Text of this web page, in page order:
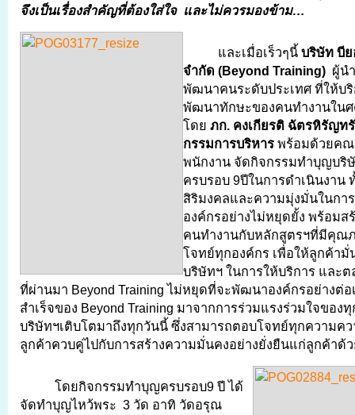
จึงเป็นเรื่องสำคัญที่ต้องใส่ใจ และไม่ควรมองข้าม…
และเมื่อเร็วๆนี้ บริษัท บีย
จำกัด (Beyond Training) ผู้น
พัฒนาคนระดับประเทศ ที่ให้บ
พัฒนาทักษะของคนทำงานในศ
โดย ภก. คงเกียรติ ฉัตรหิรัญท
กรรมการบริหาร พร้อมด้วยคณ
พนักงาน จัดกิจกรรมทำบุญบริ
ครบรอบ 9ปีในการดำเนินงาน
สิริมงคลและความมุ่งมั่นในก
องค์กรอย่างไม่หยุดยั้ง พร้อมส
คนทำงานกับหลักสูตรฯที่มีคุณ
โจทย์ทุกองค์กร เพื่อให้ลูกค้ามั่
บริษัทฯ ในการให้บริการ และต
ที่ผ่านมา Beyond Training ไม่หยุดที่จะพัฒนาองค์กรอย่างต่
สำเร็จของ Beyond Training มาจากการร่วมแรงร่วมใจขอ
บริษัทฯเติบโตมาถึงทุกวันนี้ ซึ่งสามารถตอบโจทย์ทุกความค
ลูกค้าควบคู่ไปกับการสร้างความมั่นคงอย่างยั่งยืนแก่ลูกค้าด้
โดยกิจกรรมทำบุญครบรอบ9 ปี ได้
จัดทำบุญไหว้พระ 3 วัด อาทิ วัดอรุณ